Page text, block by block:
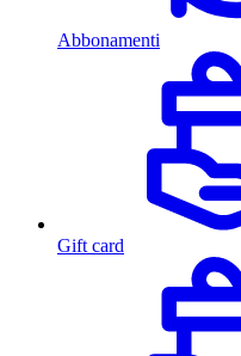
Abbonamenti
Gift card